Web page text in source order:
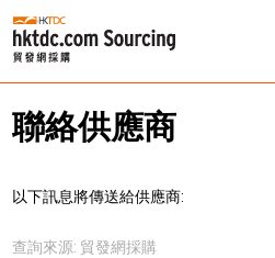
聯絡供應商
以下訊息將傳送給供應商:
查詢來源: 貿發網採購